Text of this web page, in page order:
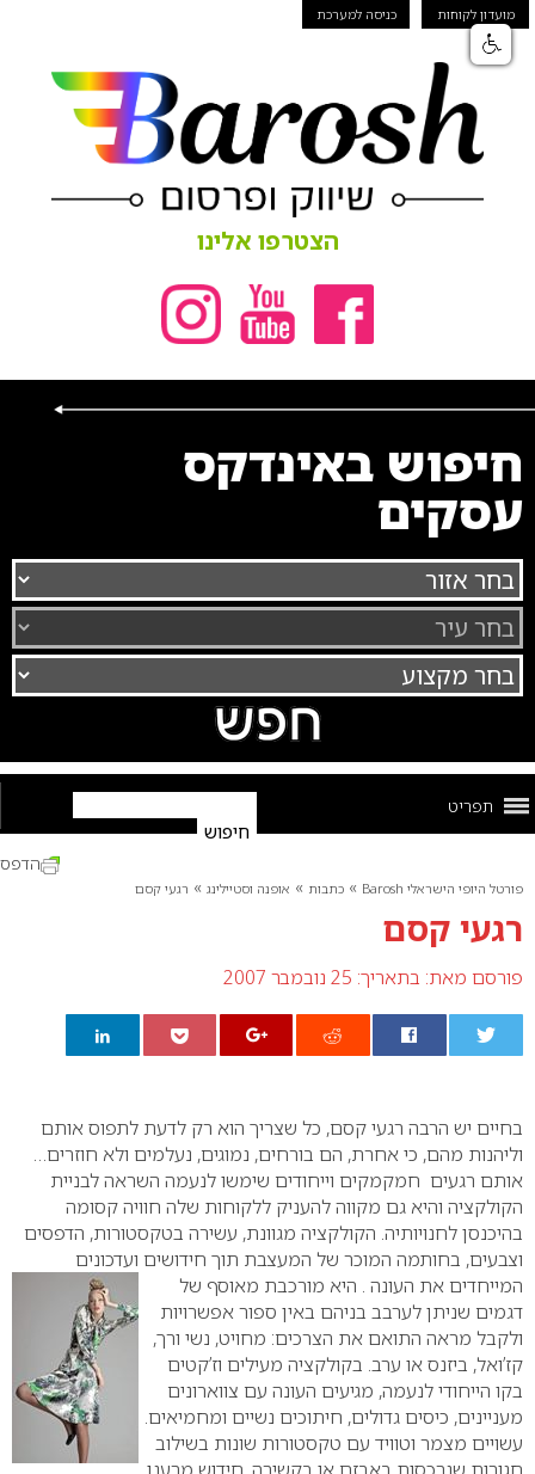
מועדון לקוחות כניסה למערכת
הצטרפו אלינו
חיפוש באינדקס
עסקים
תפריט
פורטל היופי הישראלי Barosh » כתבות » אופנה וסטיילינג » רגעי קסם
רגעי קסם
פורסם מאת: בתאריך: 25 נובמבר 2007
הדפס
בחיים יש הרבה רגעי קסם, כל שצריך הוא רק לדעת לתפוס אותם
וליהנות מהם, כי אחרת, הם בורחים, נמוגים, נעלמים ולא חוזרים…
אותם רגעים חמקמקים וייחודים שימשו לנעמה השראה לבניית
הקולקציה והיא גם מקווה להעניק ללקוחות שלה חוויה קסומה
בהיכנסן לחנויותיה. הקולקציה מגוונת, עשירה בטקסטורות, הדפסים
וצבעים, בחותמה המוכר של המעצבת תוך חידושים ועדכונים
המייחדים את העונה . היא מורכבת מאוסף של
דגמים שניתן לערבב בניהם באין ספור אפשרויות
ולקבל מראה התואם את הצרכים: מחויט, נשי ורך,
קז’ואל, ביזנס או ערב. בקולקציה מעילים וז’קטים
בקו הייחודי לנעמה, מגיעים העונה עם צווארונים
מעניינים, כיסים גדולים, חיתוכים נשיים ומחמיאים.
עשויים מצמר וטוויד עם טקסטורות שונות בשילוב